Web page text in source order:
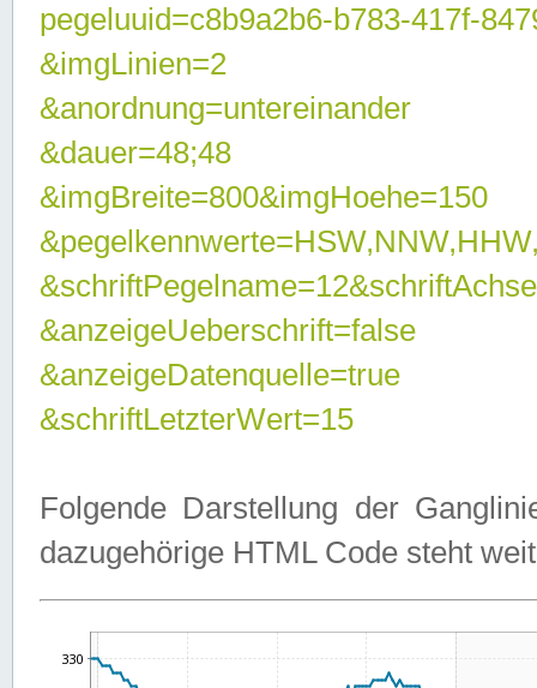
pegeluuid=c8b9a2b6-b783-417f-
&imgLinien=2
&anordnung=untereinander
&dauer=48;48
&imgBreite=800&imgHoehe=150
&anzeigeUeberschrift=false
&anzeigeDatenquelle=true
&schriftLetzterWert=15
Folgende Darstellung der
dazugehörige HTML Code steht